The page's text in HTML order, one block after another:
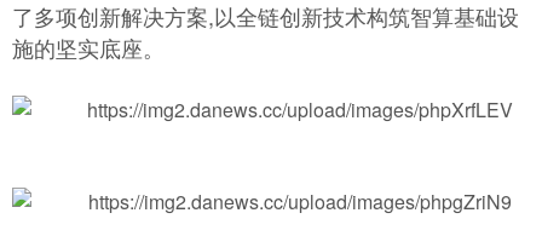
了多项创新解决方案,以全链创新技术构筑智算基础设
施的坚实底座。